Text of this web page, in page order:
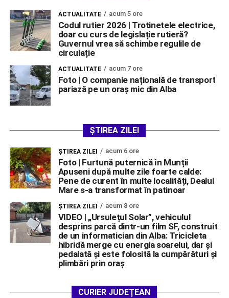
ACTUALITATE acum 5 ore
Codul rutier 2026 | Trotinetele electrice,
doar cu curs de legislație rutieră?
Guvernul vrea să schimbe regulile de
circulație
ACTUALITATE acum 7 ore
Foto | O companie națională de transport
pariază pe un oraș mic din Alba
ȘTIREA ZILEI
ŞTIREA ZILEI acum 6 ore
Foto | Furtună puternică în Munții
Apuseni după multe zile foarte calde:
Pene de curent în multe localități, Dealul
Mare s-a transformat în patinoar
ŞTIREA ZILEI acum 8 ore
VIDEO | „Ursulețul Solar”, vehiculul
desprins parcă dintr-un film SF, construit
de un informatician din Alba: Tricicleta
hibridă merge cu energia soarelui, dar și
pedalată și este folosită la cumpărături și
plimbări prin oraș
CURIER JUDEȚEAN